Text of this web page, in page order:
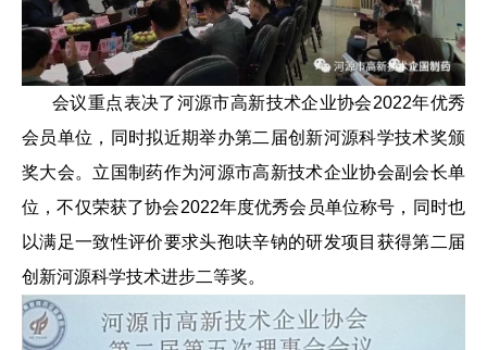
01
走进立
国
立国简介
企业文化
发展历程
02
新闻动
态
公司新闻
行业动态
政策法规
03
产品与
服务
产品中心
客户服务
04
研发与
质量
资质认证
研发中心
05
人才发
展
人才招聘
06
联系我
们
留言反馈
会议重点表决了河源市高新技术企业协会2022年优秀
会员单位，同时拟近期举办第二届创新河源科学技术奖颁
奖大会。立国制药作为河源市高新技术企业协会副会长单
位，不仅荣获了协会2022年度优秀会员单位称号，同时也
以满足一致性评价要求头孢呋辛钠的研发项目获得第二届
创新河源科学技术进步二等奖。